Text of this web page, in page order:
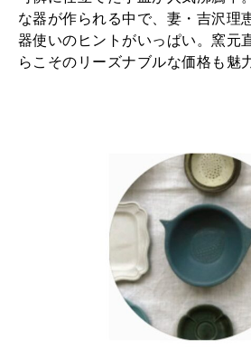
な器が作られる中で、妻・吉沢理
器使いのヒントがいっぱい。窯元
らこそのリーズナブルな価格も魅